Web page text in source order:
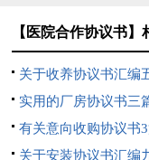
【医院合作协议书】
关于收养协议书汇编
实用的厂房协议书三
有关意向收购协议书
关于安装协议书汇编